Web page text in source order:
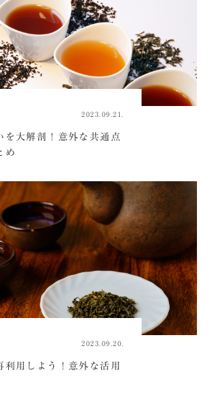
2023.09.21.
を大解剖！意外な共通点
め
2023.09.20.
利用しよう！意外な活用